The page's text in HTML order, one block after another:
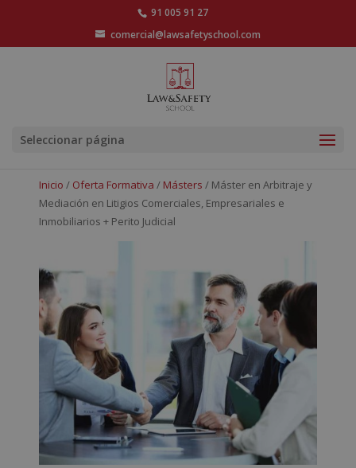
91 005 91 27
comercial@lawsafetyschool.com
Seleccionar página
Inicio / Oferta Formativa / Másters / Máster en Arbitraje y
Mediación en Litigios Comerciales, Empresariales e
Inmobiliarios + Perito Judicial